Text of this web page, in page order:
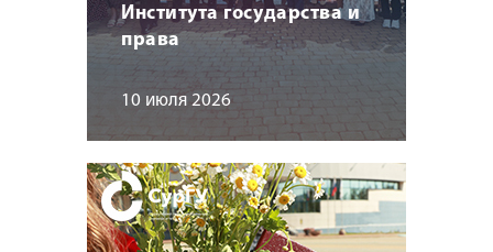
Института государства и
права
10 июля 2026